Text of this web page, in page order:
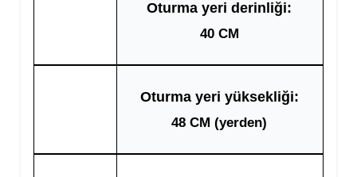
Oturma yeri derinliği:
40 CM
Oturma yeri yüksekliği:
48 CM (yerden)